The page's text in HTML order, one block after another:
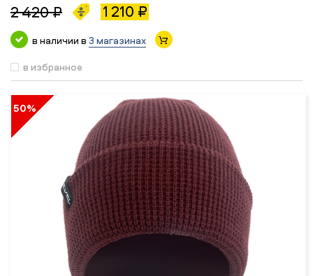
2 420 ₽ 1 210 ₽
в наличии в 3 магазинах
в избранное
50%